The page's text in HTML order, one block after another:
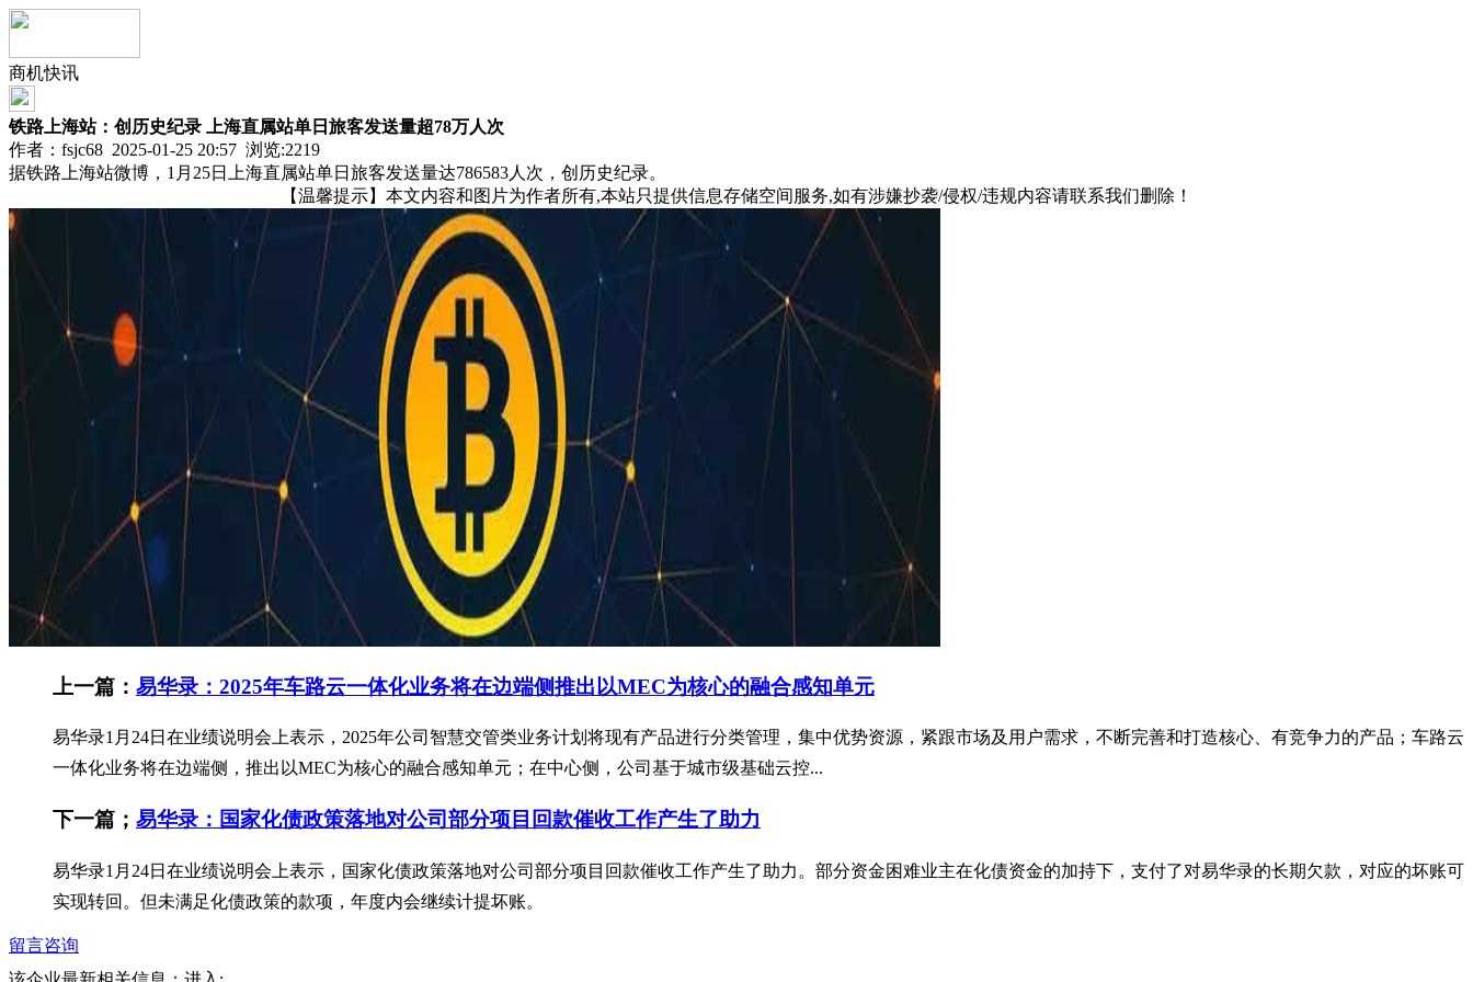
商机快讯
铁路上海站：创历史纪录 上海直属站单日旅客发送量超78万人次
作者：fsjc68 2025-01-25 20:57 浏览:2219
据铁路上海站微博，1月25日上海直属站单日旅客发送量达786583人次，创历史纪录。
【温馨提示】本文内容和图片为作者所有,本站只提供信息存储空间服务,如有涉嫌抄袭/侵权/违规内容请联系我们删除！
上一篇： 易华录：2025年车路云一体化业务将在边端侧推出以MEC为核心的融合感知单元
易华录1月24日在业绩说明会上表示，2025年公司智慧交管类业务计划将现有产品进行分类管理，集中优势资源，紧跟市场及用户需求，不断完善和打造核心、有竞争力的产品；车路云
一体化业务将在边端侧，推出以MEC为核心的融合感知单元；在中心侧，公司基于城市级基础云控...
下一篇； 易华录：国家化债政策落地对公司部分项目回款催收工作产生了助力
易华录1月24日在业绩说明会上表示，国家化债政策落地对公司部分项目回款催收工作产生了助力。部分资金困难业主在化债资金的加持下，支付了对易华录的长期欠款，对应的坏账可
实现转回。但未满足化债政策的款项，年度内会继续计提坏账。
留言咨询